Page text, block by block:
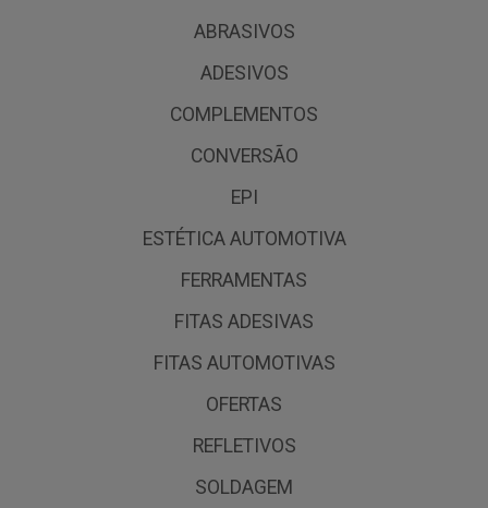
ABRASIVOS
ADESIVOS
COMPLEMENTOS
CONVERSÃO
EPI
ESTÉTICA AUTOMOTIVA
FERRAMENTAS
FITAS ADESIVAS
FITAS AUTOMOTIVAS
OFERTAS
REFLETIVOS
SOLDAGEM